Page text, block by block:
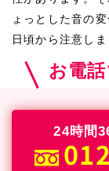
ょっとした音の
日頃から注意しま
お電
24時間